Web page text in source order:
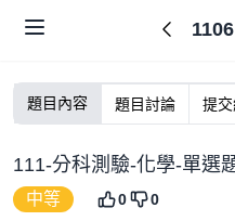
1106
題目內容 題目討論 提
111-分科測驗-化學-單選
中等 0 0